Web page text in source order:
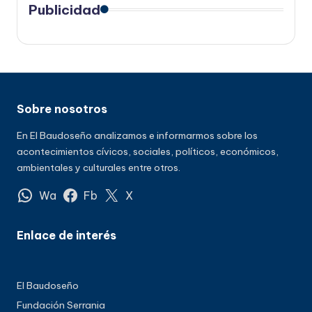
Publicidad
Sobre nosotros
En El Baudoseño analizamos e informarmos sobre los
acontecimientos cívicos, sociales, políticos, económicos,
ambientales y culturales entre otros.
Wa Fb X
Enlace de interés
El Baudoseño
Fundación Serrania